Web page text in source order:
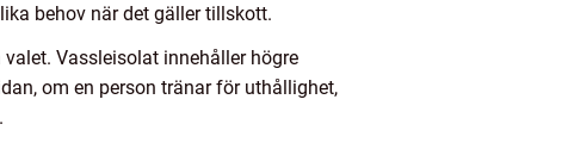
behov när det gäller tillskott.
Vassleisolat innehåller högre
om en person tränar för uthållighet,